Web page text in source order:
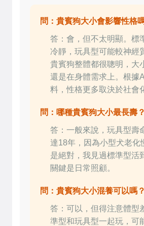
問：貴賓狗大小會影響性格
答：會，但不太明顯。標
冷靜，玩具型可能較神經
貴賓狗整體都很聰明，大
還是在身體需求上。根據
料，性格更多取決於社會
問：哪種貴賓狗大小最長壽？
答：一般來說，玩具型壽
達18年，因為小型犬老化
是絕對，我見過標準型活
關鍵是日常照顧。
問：貴賓狗大小混養可以嗎？
答：可以，但得注意體型
準型和玩具型一起玩，可